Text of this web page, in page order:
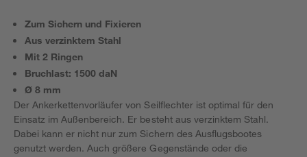
Zum Sichern und Fixieren
Aus verzinktem Stahl
Mit 2 Ringen
Bruchlast: 1500 daN
Ø 8 mm
Der Ankerkettenvorläufer von Seilflechter ist optimal für den
Einsatz im Außenbereich. Er besteht aus verzinktem Stahl.
Dabei kann er nicht nur zum Sichern des Ausflugsbootes
genutzt werden. Auch größere Gegenstände oder die